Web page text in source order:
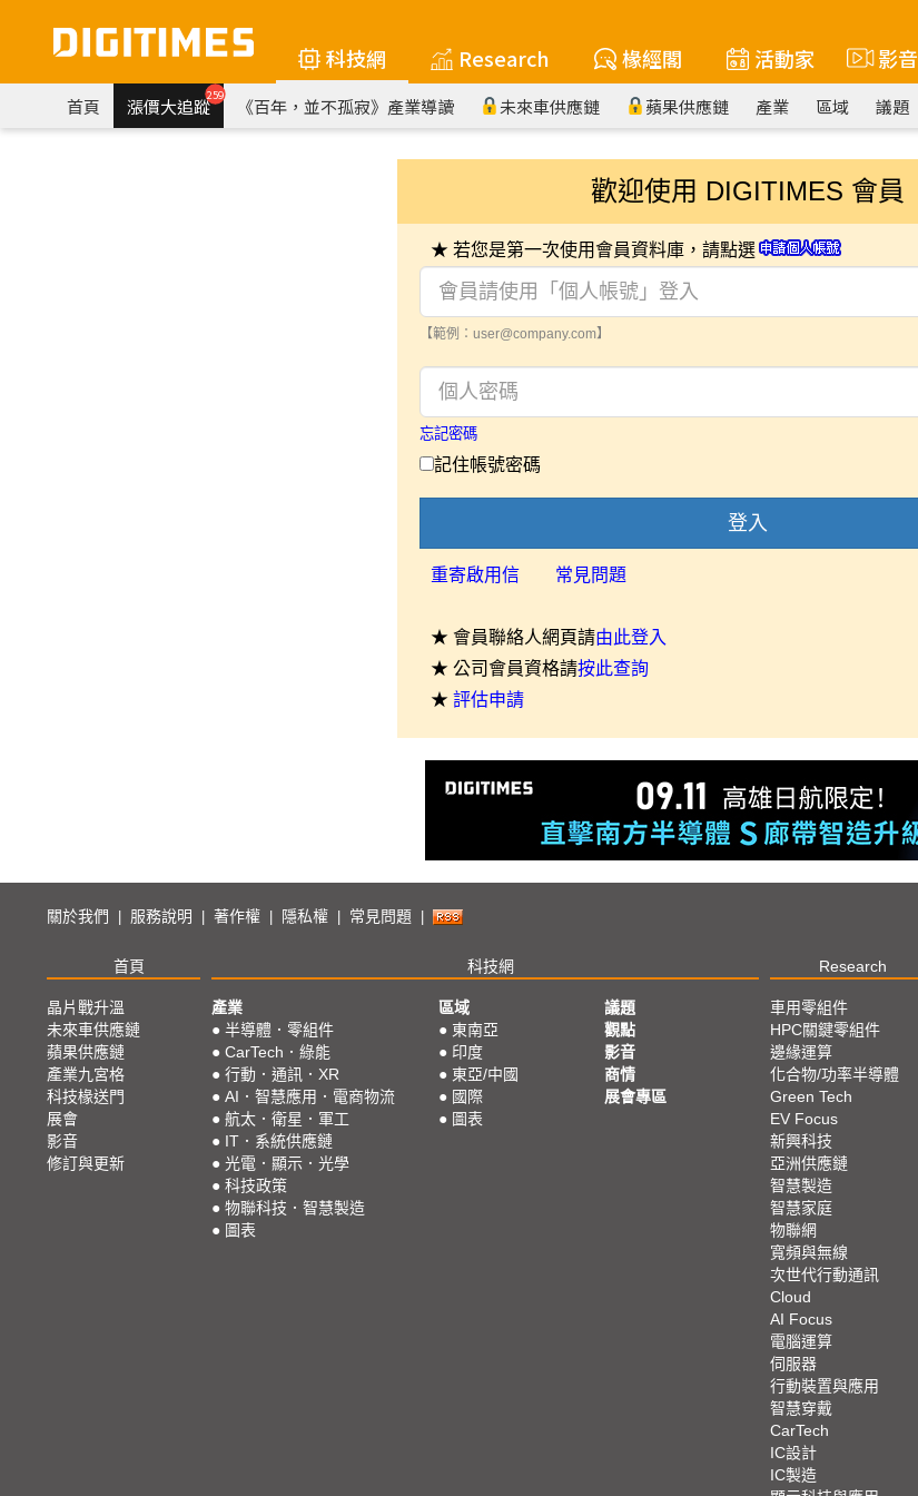
科技網 Research 椽經閣 活動家 影音
首頁 漲價大追蹤259 《百年，並不孤寂》產業導讀 未來車供應鏈 蘋果供應鏈 產業 區域 議題
歡迎使用 DIGITIMES 會員
★ 若您是第一次使用會員資料庫，請點選
【範例：user@company.com】
忘記密碼
記住帳號密碼
登入
重寄啟用信 常見問題
★ 會員聯絡人網頁請由此登入
★ 公司會員資格請按此查詢
★ 評估申請
關於我們 服務說明 著作權 隱私權 常見問題
首頁 科技網 Research
晶片戰升溫
未來車供應鏈
蘋果供應鏈
產業九宮格
科技椽送門
展會
影音
修訂與更新
產業
● 半導體．零組件
● CarTech．綠能
● 行動．通訊．XR
● AI．智慧應用．電商物流
● 航太．衛星．軍工
● IT．系統供應鏈
● 光電．顯示．光學
● 科技政策
● 物聯科技．智慧製造
● 圖表
區域
● 東南亞
● 印度
● 東亞/中國
● 國際
● 圖表
議題
觀點
影音
商情
展會專區
車用零組件
HPC關鍵零組件
邊緣運算
化合物/功率半導體
Green Tech
EV Focus
新興科技
亞洲供應鏈
智慧製造
智慧家庭
物聯網
寬頻與無線
次世代行動通訊
Cloud
AI Focus
電腦運算
伺服器
行動裝置與應用
智慧穿戴
CarTech
IC設計
IC製造